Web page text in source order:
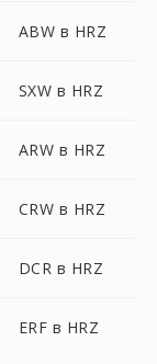
ABW в HRZ
SXW в HRZ
ARW в HRZ
CRW в HRZ
DCR в HRZ
ERF в HRZ